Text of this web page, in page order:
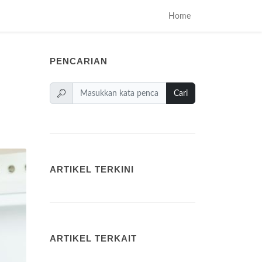
Home
PENCARIAN
Cari
ARTIKEL TERKINI
ARTIKEL TERKAIT